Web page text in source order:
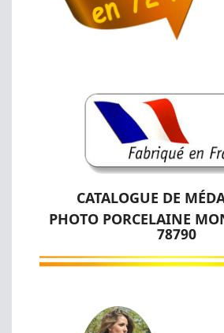
CATALOGUE DE
PHOTO PORCELAINE
78790